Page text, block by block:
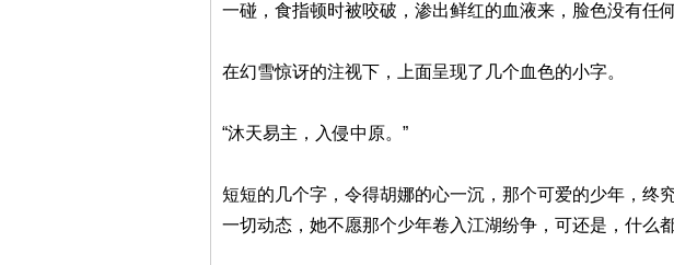
一碰，食指顿时被咬破，渗出鲜红的血液来，脸色没有任
在幻雪惊讶的注视下，上面呈现了几个血色的小字。
“沐天易主，入侵中原。”
短短的几个字，令得胡娜的心一沉，那个可爱的少年，终
一切动态，她不愿那个少年卷入江湖纷争，可还是，什么